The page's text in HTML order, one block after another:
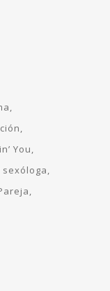
You
sexóloga